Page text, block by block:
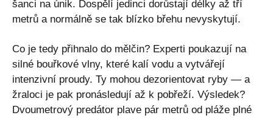
šanci na únik. Dospělí jedinci dorůstají délky až tří
metrů a normálně se tak blízko břehu nevyskytují.
Co je tedy přihnalo do mělčin? Experti poukazují na
silné bouřkové vlny, které kalí vodu a vytvářejí
intenzivní proudy. Ty mohou dezorientovat ryby — a
žraloci je pak pronásledují až k pobřeží. Výsledek?
Dvoumetrový predátor plave pár metrů od pláže plné